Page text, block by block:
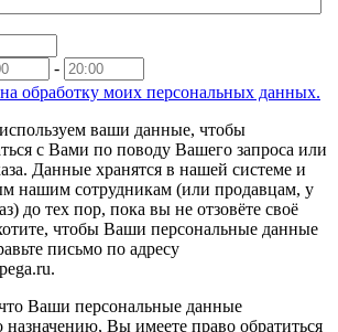
-
обработку моих персональных данных.
ваши данные, чтобы
с Вами по поводу Вашего запроса или
Данные хранятся в нашей системе и
нашим сотрудникам (или продавцам, у
до тех пор, пока вы не отзовёте своё
чтобы Ваши персональные данные
письмо по адресу
Ваши персональные данные
назначению, Вы имеете право обратиться